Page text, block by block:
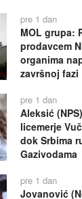
pre 1 dan
MOL grupa:
prodavcem
organima
završnoj fazi
pre 1 dan
Aleksić
licemerje
dok Srbima
Gazivodama
pre 1 dan
Jovanović